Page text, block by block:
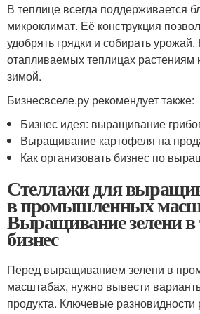
В теплице всегда поддерживается
микроклимат. Её конструкция
удобрять грядки и собирать урожай.
отапливаемых теплицах
зимой.
Бизнесвселе.ру рекомендует также:
Бизнес идея: выращивание
Выращивание картофеля на
Как организовать бизнес по
Стеллажи для
в промышленных
Выращивание зелени в
бизнес
Перед выращиванием зелени в
масштабах, нужно вывести
продукта. Ключевые разновидности